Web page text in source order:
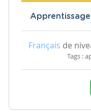
Français de
Tags :